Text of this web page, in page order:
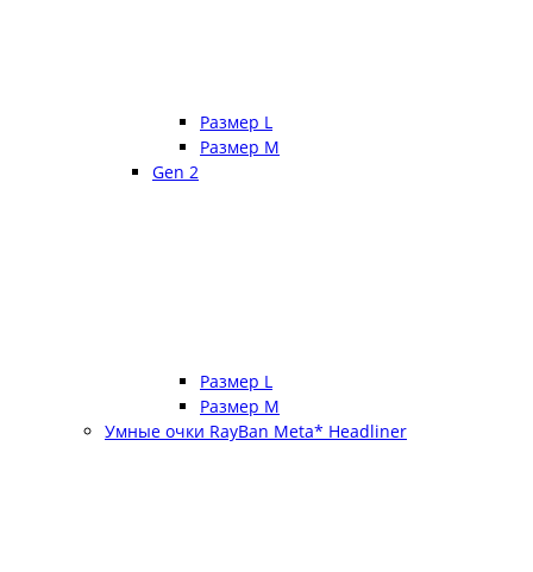
Размер L
Размер М
Gen 2
Размер L
Размер М
Умные очки RayBan Meta* Headliner